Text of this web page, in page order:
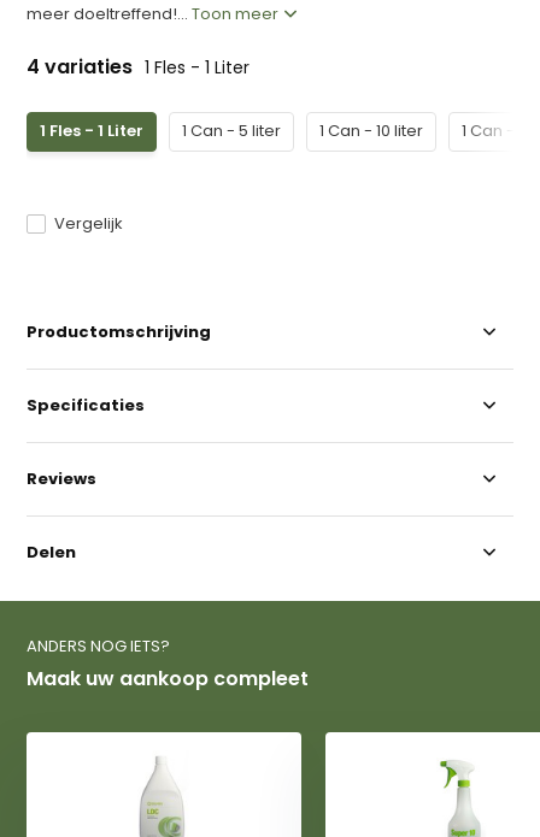
meer doeltreffend!...Toon meer
4 variaties 1 Fles - 1 Liter
1 Fles - 1 Liter 1 Can - 5 liter 1 Can - 10 liter 1 Can -
Vergelijk
Productomschrijving
Specificaties
Reviews
Delen
ANDERS NOG IETS?
Maak uw aankoop compleet